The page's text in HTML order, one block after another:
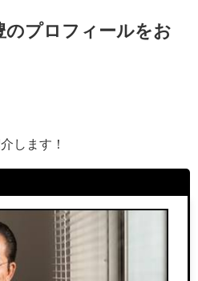
のプロフィールをお
します！